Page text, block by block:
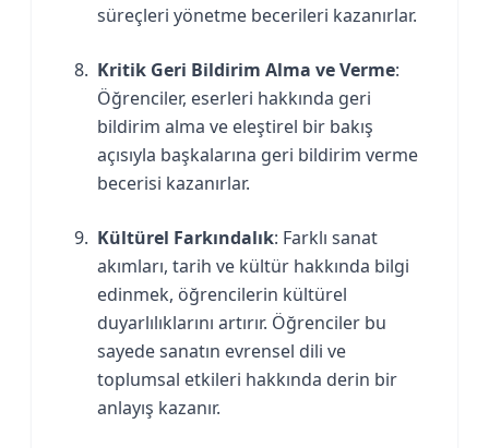
süreçleri yönetme becerileri kazanırlar.
Kritik Geri Bildirim Alma ve Verme:
Öğrenciler, eserleri hakkında geri
bildirim alma ve eleştirel bir bakış
açısıyla başkalarına geri bildirim verme
becerisi kazanırlar.
Kültürel Farkındalık: Farklı sanat
akımları, tarih ve kültür hakkında bilgi
edinmek, öğrencilerin kültürel
duyarlılıklarını artırır. Öğrenciler bu
sayede sanatın evrensel dili ve
toplumsal etkileri hakkında derin bir
anlayış kazanır.